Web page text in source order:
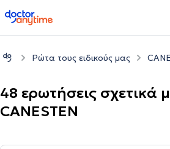
doctoranytime
Ρώτα τους ειδικούς μας
48 ερωτήσεις σχετικά
CANESTEN